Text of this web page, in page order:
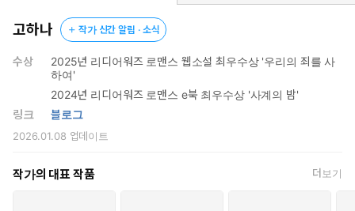
특유의 청명하고 시원한 남자의 웃음이 떠오른다.
이어 서은의 번호를 묻고 갖고 하는 말들도 떠올린다.
‘나랑 사귈래?’
서은은 픽 웃었다.
그날, 홍은동에서 남자와의 대화에 특별한 의미를 부여하진 않는다.
삶이 화려하여 인생이 심심한 것처럼 굴던 남자.
고하나 작가 신간 알림 · 소식
수상
2025년 리디어워즈 로맨스 웹소설 최우수상 '우리의 죄를 사
하여'
2024년 리디어워즈 로맨스 e북 최우수상 '사계의 밤'
링크
블로그
2026.01.08 업데이트
작가의 대표 작품 더보기